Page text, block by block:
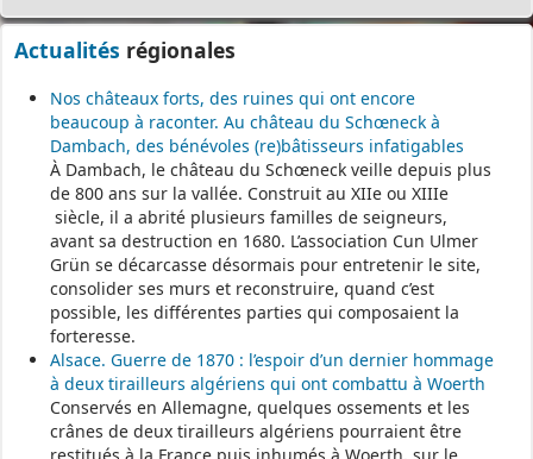
Actualités régionales
Nos châteaux forts, des ruines qui ont encore
beaucoup à raconter. Au château du Schœneck à
Dambach, des bénévoles (re)bâtisseurs infatigables
À Dambach, le château du Schœneck veille depuis plus
de 800 ans sur la vallée. Construit au XIIe ou XIIIe
siècle, il a abrité plusieurs familles de seigneurs,
avant sa destruction en 1680. L’association Cun Ulmer
Grün se décarcasse désormais pour entretenir le site,
consolider ses murs et reconstruire, quand c’est
possible, les différentes parties qui composaient la
forteresse.
Alsace. Guerre de 1870 : l’espoir d’un dernier hommage
à deux tirailleurs algériens qui ont combattu à Woerth
Conservés en Allemagne, quelques ossements et les
crânes de deux tirailleurs algériens pourraient être